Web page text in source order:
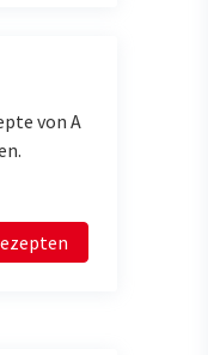
von A